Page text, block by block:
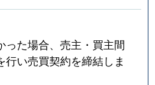
った場合、売主・買主間
行い売買契約を締結しま